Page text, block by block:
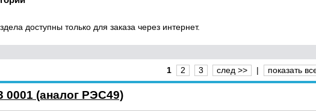
доступны только для заказа через интернет.
1 2 3 след >> | показать
0001 (аналог РЭС49)